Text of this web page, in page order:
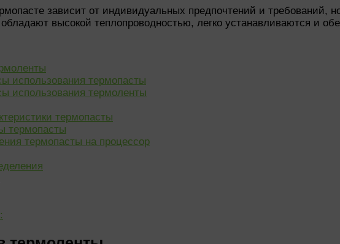
зависит от индивидуальных предпочтений и требований,
высокой теплопроводностью, легко устанавливаются и
использования термопасты
использования термоленты
термопасты
термопасты
термопасты на процессор